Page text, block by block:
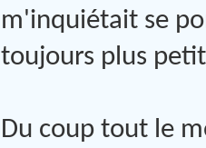
m'inquiétait se
toujours plus
Du coup tout le